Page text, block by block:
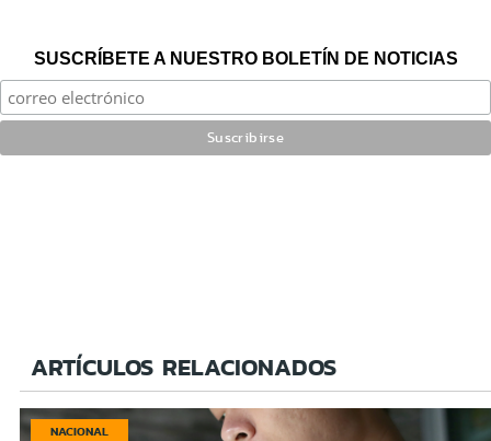
SUSCRÍBETE A NUESTRO BOLETÍN DE NOTICIAS
ARTÍCULOS RELACIONADOS
NACIONAL